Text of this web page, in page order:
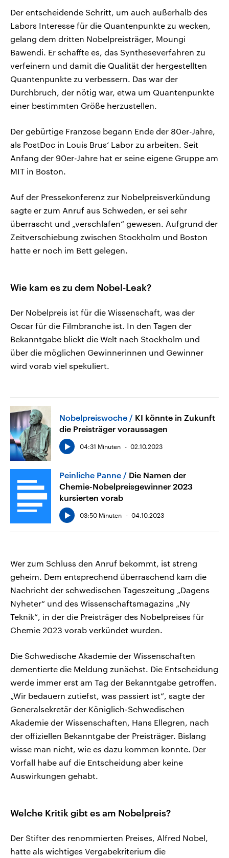
Der entscheidende Schritt, um auch außerhalb des
Labors Interesse für die Quantenpunkte zu wecken,
gelang dem dritten Nobelpreisträger, Moungi
Bawendi. Er schaffte es, das Syntheseverfahren zu
verfeinern und damit die Qualität der hergestellten
Quantenpunkte zu verbessern. Das war der
Durchbruch, der nötig war, etwa um Quantenpunkte
einer bestimmten Größe herzustellen.
Der gebürtige Franzose begann Ende der 80er-Jahre,
als PostDoc in Louis Brus‘ Labor zu arbeiten. Seit
Anfang der 90er-Jahre hat er seine eigene Gruppe am
MIT in Boston.
Auf der Pressekonferenz zur Nobelpreisverkündung
sagte er zum Anruf aus Schweden, er sei sehr
überrascht und „verschlafen“ gewesen. Aufgrund der
Zeitverschiebung zwischen Stockholm und Boston
hatte er noch im Bett gelegen.
Wie kam es zu dem Nobel-Leak?
Der Nobelpreis ist für die Wissenschaft, was der
Oscar für die Filmbranche ist. In den Tagen der
Bekanntgabe blickt die Welt nach Stockholm und
über die möglichen Gewinnerinnen und Gewinner
wird vorab viel spekuliert.
Nobelpreiswoche
KI könnte in Zukunft
die Preisträger voraussagen
04:31 Minuten 02.10.2023
Peinliche Panne
Die Namen der
Chemie-Nobelpreisgewinner 2023
kursierten vorab
03:50 Minuten 04.10.2023
Wer zum Schluss den Anruf bekommt, ist streng
geheim. Dem entsprechend überraschend kam die
Nachricht der schwedischen Tageszeitung „Dagens
Nyheter“ und des Wissenschaftsmagazins „Ny
Teknik“, in der die Preisträger des Nobelpreises für
Chemie 2023 vorab verkündet wurden.
Die Schwedische Akademie der Wissenschaften
dementierte die Meldung zunächst. Die Entscheidung
werde immer erst am Tag der Bekanntgabe getroffen.
„Wir bedauern zutiefst, was passiert ist“, sagte der
Generalsekretär der Königlich-Schwedischen
Akademie der Wissenschaften, Hans Ellegren, nach
der offiziellen Bekanntgabe der Preisträger. Bislang
wisse man nicht, wie es dazu kommen konnte. Der
Vorfall habe auf die Entscheidung aber keine
Auswirkungen gehabt.
Welche Kritik gibt es am Nobelpreis?
Der Stifter des renommierten Preises, Alfred Nobel,
hatte als wichtiges Vergabekriterium die